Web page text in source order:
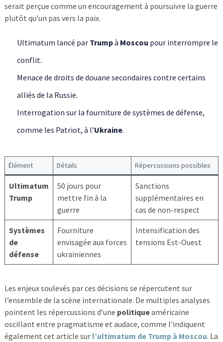
serait perçue comme un encouragement à poursuivre la guerre
plutôt qu’un pas vers la paix.
Ultimatum lancé par Trumpà Moscou pour interrompre le
conflit.
Menace de droits de douane secondaires contre certains
alliés de la Russie.
Interrogation sur la fourniture de systèmes de défense,
comme les Patriot, à l’Ukraine.
Élément Détails Répercussions possibles
Ultimatum
Trump
50 jours pour
mettre fin à la
guerre
Sanctions
supplémentaires en
cas de non-respect
Systèmes
de
défense
Fourniture
envisagée aux forces
ukrainiennes
Intensification des
tensions Est-Ouest
Les enjeux soulevés par ces décisions se répercutent sur
l’ensemble de la scène internationale. De multiples analyses
pointent les répercussions d’une politiqueaméricaine
oscillant entre pragmatisme et audace, comme l’indiquent
également cet article sur l’ultimatum de Trump à Moscou. La